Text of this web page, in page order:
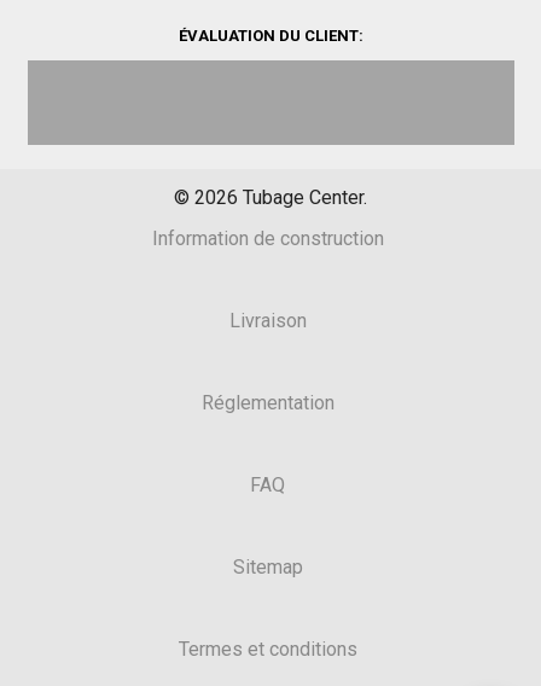
ÉVALUATION DU CLIENT:
© 2026 Tubage Center.
Information de construction
Livraison
Réglementation
FAQ
Sitemap
Termes et conditions